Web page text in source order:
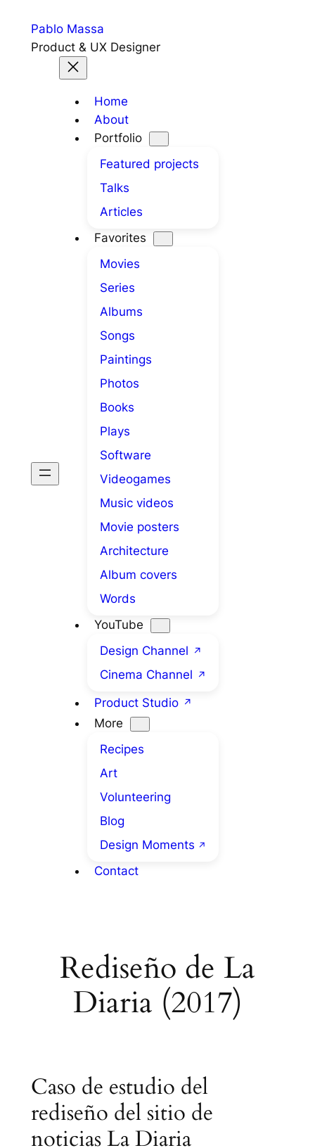
content
Pablo Massa
Product & UX Designer
Home
About
Portfolio
Featured projects
Talks
Articles
Favorites
Movies
Series
Albums
Songs
Paintings
Photos
Books
Plays
Software
Videogames
Music videos
Movie posters
Architecture
Album covers
Words
YouTube
Design Channel
Cinema Channel
Product Studio
More
Recipes
Art
Volunteering
Blog
Design Moments
Contact
Rediseño de La
Diaria (2017)
Caso de estudio del
rediseño del sitio de
noticias La Diaria